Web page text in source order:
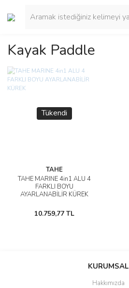
Kayak Paddle
Tükendi
TAHE
TAHE MARINE 4in1 ALU 4
FARKLI BOYU
AYARLANABİLİR KÜREK
10.759,77 TL
KURUMSAL
Hakkımızda